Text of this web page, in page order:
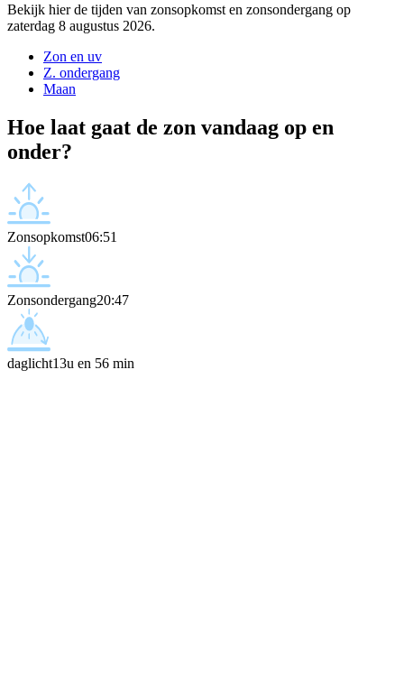
Bekijk hier de tijden van zonsopkomst en zonsondergang op
zaterdag 8 augustus 2026.
Zon en uv
Z. ondergang
Maan
Hoe laat gaat de zon vandaag op en
onder?
Zonsopkomst06:51
Zonsondergang20:47
daglicht13u en 56 min